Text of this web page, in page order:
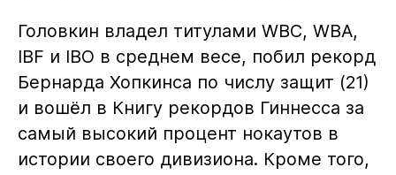
Головкин владел титулами WBC, WBA,
IBF и IBO в среднем весе, побил рекорд
Бернарда Хопкинса по числу защит (21)
и вошёл в Книгу рекордов Гиннесса за
самый высокий процент нокаутов в
истории своего дивизиона. Кроме того,